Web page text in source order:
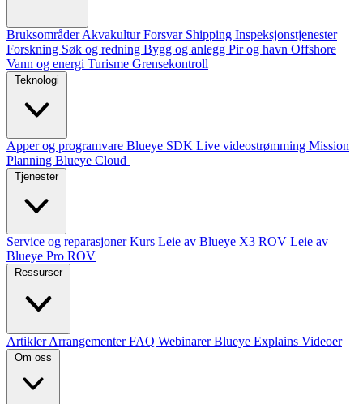
BruksområderAkvakulturForsvar Shipping Inspeksjonstjenester
Forskning Søk og redning Bygg og anlegg Pir og havn Offshore
Vann og energi Turisme Grensekontroll
Teknologi
Apper og programvare Blueye SDK Live videostrømming Mission
Planning Blueye Cloud
Tjenester
Service og reparasjonerKurs Leie av Blueye X3 ROV Leie av
Blueye Pro ROV
Ressurser
ArtiklerArrangementerFAQ WebinarerBlueye Explains Videoer
Om oss